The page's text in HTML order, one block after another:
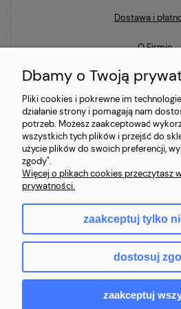
Dostawa i
O Firmie
Blog
Ostatnio na
Co to znaczy, że laptop jest
używanego?
Najczęstsze mity o laptopach
© 2026 - Kompik24 - Sprzęt
Dbamy o Twoją
Pliki cookies i pokrewne im
działanie strony i pomagają nam
potrzeb. Możesz zaakceptować
wszystkich tych plików i przejść do
użycie plików do swoich preferencji,
zgody".
Więcej o plikach cookies przeczytasz
prywatności.
zaakceptuj tylko
dostosuj
zaakceptuj